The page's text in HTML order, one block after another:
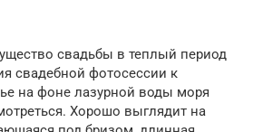
свадьбы в теплый период
свадебной фотосессии к
на фоне лазурной воды моря
Хорошо выглядит на